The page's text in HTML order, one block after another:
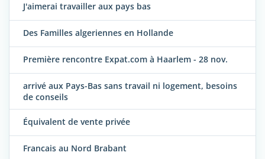
J'aimerai travailler aux pays bas
Des Familles algeriennes en Hollande
Première rencontre Expat.com à Haarlem - 28 nov.
arrivé aux Pays-Bas sans travail ni logement, besoins
de conseils
Équivalent de vente privée
Francais au Nord Brabant